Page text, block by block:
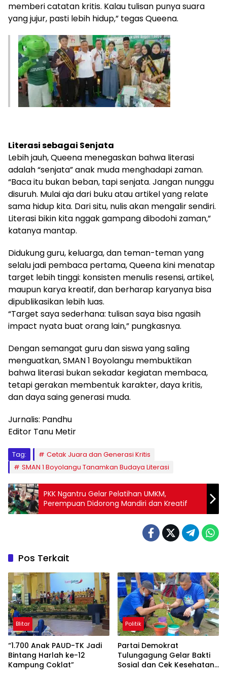
memberi catatan kritis. Kalau tulisan punya suara
yang jujur, pasti lebih hidup,” tegas Queena.
Literasi sebagai Senjata
Lebih jauh, Queena menegaskan bahwa literasi
adalah “senjata” anak muda menghadapi zaman.
“Baca itu bukan beban, tapi senjata. Jangan nunggu
disuruh. Mulai aja dari buku atau artikel yang relate
sama hidup kita. Dari situ, nulis akan mengalir sendiri.
Literasi bikin kita nggak gampang dibodohi zaman,”
katanya mantap.
Didukung guru, keluarga, dan teman-teman yang
selalu jadi pembaca pertama, Queena kini menatap
target lebih tinggi: konsisten menulis resensi, artikel,
maupun karya kreatif, dan berharap karyanya bisa
dipublikasikan lebih luas.
“Target saya sederhana: tulisan saya bisa ngasih
impact nyata buat orang lain,” pungkasnya.
Dengan semangat guru dan siswa yang saling
menguatkan, SMAN 1 Boyolangu membuktikan
bahwa literasi bukan sekadar kegiatan membaca,
tetapi gerakan membentuk karakter, daya kritis,
dan daya saing generasi muda.
Jurnalis: Pandhu
Editor Tanu Metir
Tag:
Cetak Juara dan Generasi Kritis
SMAN 1 Boyolangu Tanamkan Budaya Literasi
PKK Ngantru Gelar Pelatihan UMKM,
Perempuan Didorong Mandiri dan Kreatif
Pos Terkait
Blitar
“1.700 Anak PAUD-TK Jadi
Bintang Harlah ke-12
Kampung Coklat”
Politik
Partai Demokrat
Tulungagung Gelar Bakti
Sosial dan Cek Kesehatan